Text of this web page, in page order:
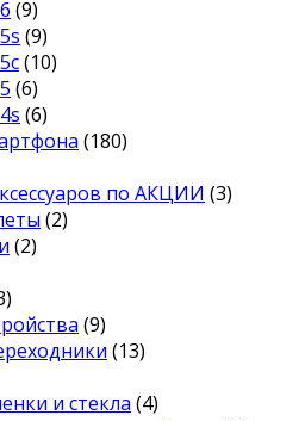
(9)
(9)
(10)
(6)
(6)
(180)
по АКЦИИ (3)
(2)
(2)
(9)
(13)
и стекла (4)